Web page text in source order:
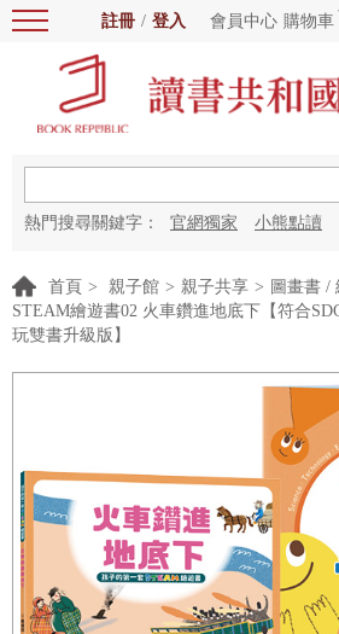
註冊 / 登入 會員中心 購物車
熱門搜尋關鍵字： 官網獨家 小熊點讀
首頁 > 親子館 > 親子共享 > 圖畫書 /
STEAM繪遊書02 火車鑽進地底下【符合
玩雙書升級版】